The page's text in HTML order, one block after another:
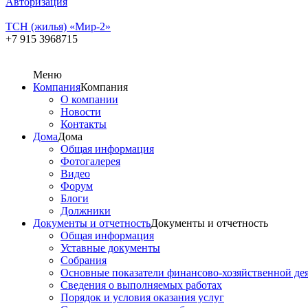
ТСН (жилья) «Мир-2»
+7 915 3968715
Меню
КомпанияКомпания
О компании
Новости
Контакты
ДомаДома
Общая информация
Фотогалерея
Видео
Форум
Блоги
Должники
Документы и отчетностьДокументы и отчетность
Общая информация
Уставные документы
Собрания
Основные показатели финансово-хозяйственной
Сведения о выполняемых работах
Порядок и условия оказания услуг